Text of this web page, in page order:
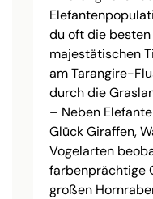
du oft die besten
majestätischen
am Tarangire-
durch die
– Neben
Glück Giraffen,
Vogelarten
farbenprächtige
großen